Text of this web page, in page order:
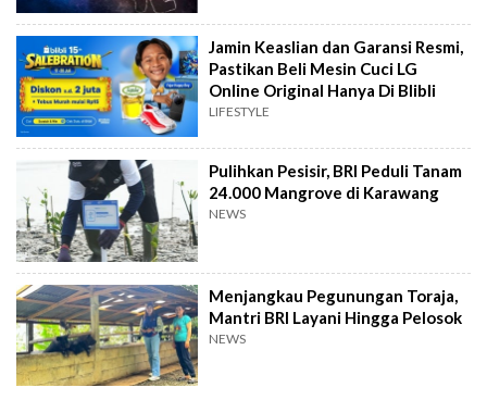
Jamin Keaslian dan Garansi Resmi,
Pastikan Beli Mesin Cuci LG
Online Original Hanya Di Blibli
LIFESTYLE
Pulihkan Pesisir, BRI Peduli Tanam
24.000 Mangrove di Karawang
NEWS
Menjangkau Pegunungan Toraja,
Mantri BRI Layani Hingga Pelosok
NEWS